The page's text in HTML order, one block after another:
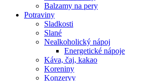
Balzamy na pery
Potraviny
Sladkosti
Slané
Nealkoholický nápoj
Energetické nápoje
Káva, čaj, kakao
Koreniny
Konzervy